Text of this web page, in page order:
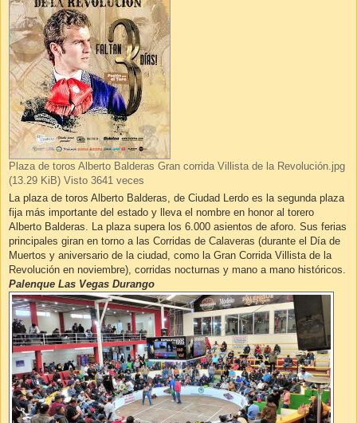
Plaza de toros Alberto Balderas Gran corrida Villista de la Revolución.jpg
(13.29 KiB) Visto 3641 veces
La plaza de toros Alberto Balderas, de Ciudad Lerdo es la segunda plaza
fija más importante del estado y lleva el nombre en honor al torero
Alberto Balderas. La plaza supera los 6.000 asientos de aforo. Sus ferias
principales giran en torno a las Corridas de Calaveras (durante el Día de
Muertos y aniversario de la ciudad, como la Gran Corrida Villista de la
Revolución en noviembre), corridas nocturnas y mano a mano históricos.
Palenque Las Vegas Durango